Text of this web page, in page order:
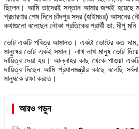
ছিলেন। আমি তাদেরই সন্তান আমার জম্মই হয়েছে
প্রচারণার শেষ দিনে চাঁদপুর সদর (হাইমচর) আসনের
কথাগুলো বলেছেন নৌকা প্রতিকের প্রার্থী ডা. দীপু
ভোট একটি পবিত্র আমানত। একটা ভোটের কত
মানুষের ভোট একই সমান। লাখ লাখ মানুষ ভোট
দায়িত্ব দেয়া হয়। আল্লাহর কাছ থেকে পাওয়া
দায়িত্ব দিছেন আমি প্রধানমন্ত্রীর কাছে বলেছি
মানুষকে রক্ষা করতে।
আরও পড়ুন